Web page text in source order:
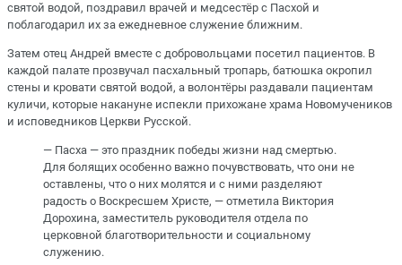
святой водой, поздравил врачей и медсестёр с Пасхой и
поблагодарил их за ежедневное служение ближним.
Затем отец Андрей вместе с добровольцами посетил пациентов. В
каждой палате прозвучал пасхальный тропарь, батюшка окропил
стены и кровати святой водой, а волонтёры раздавали пациентам
куличи, которые накануне испекли прихожане храма Новомучеников
и исповедников Церкви Русской.
— Пасха — это праздник победы жизни над смертью.
Для болящих особенно важно почувствовать, что они не
оставлены, что о них молятся и с ними разделяют
радость о Воскресшем Христе, — отметила Виктория
Дорохина, заместитель руководителя отдела по
церковной благотворительности и социальному
служению.